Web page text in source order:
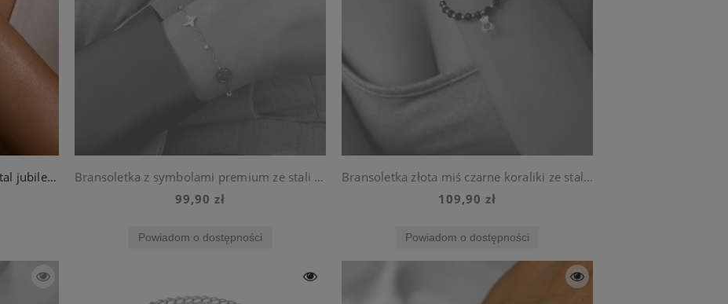
Bransoletka srebrna splot żmijka stal jubilerska
Bransoletka z symbolami premium ze stali chirurgicznej
99,90 zł
Powiadom o dostępności
Bransoletka złota miś czarne koraliki ze stali chirurgicznej
109,90 zł
Powiadom o dostępności